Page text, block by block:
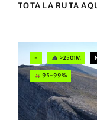
TOTA LA RUTA
Categories
- >2501M
95-99%